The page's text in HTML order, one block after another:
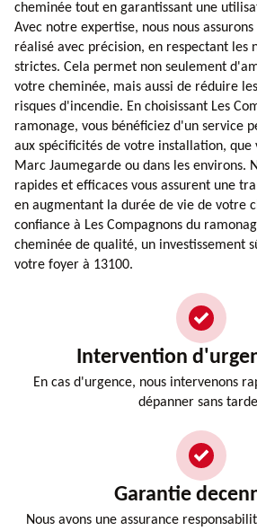
cheminée tout en garantissant une
Avec notre expertise, nous nous
réalisé avec précision, en respectant les
strictes. Cela permet non seulement
votre cheminée, mais aussi de réduire
risques d'incendie. En choisissant Les
ramonage, vous bénéficiez d'un service
aux spécificités de votre installation, que
Marc Jaumegarde ou dans les environs.
rapides et efficaces vous assurent une
en augmentant la durée de vie de votre
confiance à Les Compagnons du
cheminée de qualité, un investissement
votre foyer à 13100.
Intervention
En cas d'urgence, nous intervenons
dépanner sans
Garantie
Nous avons une assurance